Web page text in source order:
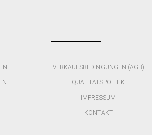
VERKAUFSBEDINGUNGEN (AGB)
QUALITÄTSPOLITIK
IMPRESSUM
KONTAKT